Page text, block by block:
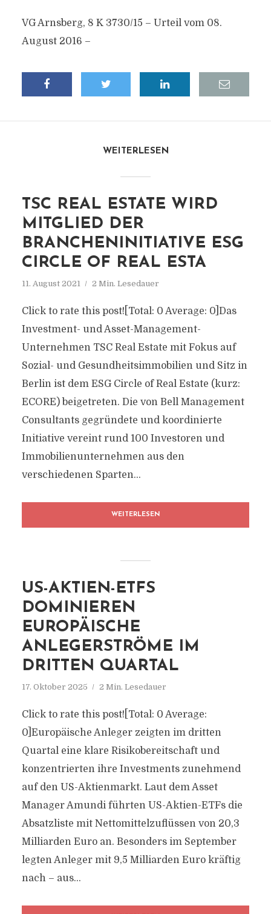
VG Arnsberg, 8 K 3730/15 – Urteil vom 08.
August 2016 –
WEITERLESEN
TSC REAL ESTATE WIRD
MITGLIED DER
BRANCHENINITIATIVE ESG
CIRCLE OF REAL ESTA
11. August 2021 2 Min. Lesedauer
Click to rate this post![Total: 0 Average: 0]Das
Investment- und Asset-Management-
Unternehmen TSC Real Estate mit Fokus auf
Sozial- und Gesundheitsimmobilien und Sitz in
Berlin ist dem ESG Circle of Real Estate (kurz:
ECORE) beigetreten. Die von Bell Management
Consultants gegründete und koordinierte
Initiative vereint rund 100 Investoren und
Immobilienunternehmen aus den
verschiedenen Sparten...
WEITERLESEN
US-AKTIEN-ETFS
DOMINIEREN
EUROPÄISCHE
ANLEGERSTRÖME IM
DRITTEN QUARTAL
17. Oktober 2025 2 Min. Lesedauer
Click to rate this post![Total: 0 Average:
0]Europäische Anleger zeigten im dritten
Quartal eine klare Risikobereitschaft und
konzentrierten ihre Investments zunehmend
auf den US-Aktienmarkt. Laut dem Asset
Manager Amundi führten US-Aktien-ETFs die
Absatzliste mit Nettomittelzuflüssen von 20,3
Milliarden Euro an. Besonders im September
legten Anleger mit 9,5 Milliarden Euro kräftig
nach – aus...